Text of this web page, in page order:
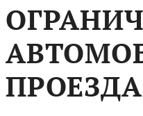
ПРОЕЗДА